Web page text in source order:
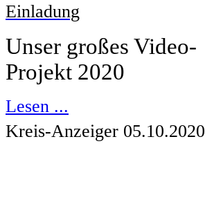
Einladung
Unser großes Video-
Projekt 2020
Lesen ...
Kreis-Anzeiger 05.10.2020